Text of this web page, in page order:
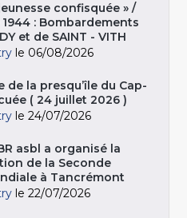
confisquée » /
: Bombardements
et de SAINT - VITH
le 06/08/2026
de la presqu’île du Cap-
( 24 juillet 2026 )
le 24/07/2026
asbl a organisé la
de la Seconde
à Tancrémont
le 22/07/2026